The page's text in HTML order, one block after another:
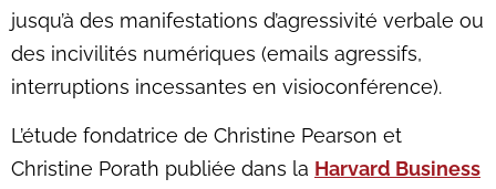
jusqu’à des manifestations d’agressivité verbale ou
des incivilités numériques (emails agressifs,
interruptions incessantes en visioconférence).
L’étude fondatrice de Christine Pearson et
Christine Porath publiée dans la Harvard Business